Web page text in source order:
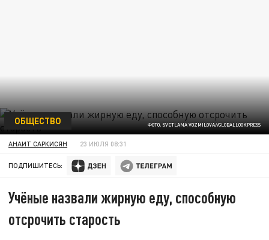
ФОТО: SVETLANA VOZMILOVA//GLOBALLOOKPRESS
ОБЩЕСТВО
АНАИТ САРКИСЯН 23 ИЮЛЯ 08:31
ПОДПИШИТЕСЬ:
Учёные назвали жирную еду, способную
отсрочить старость